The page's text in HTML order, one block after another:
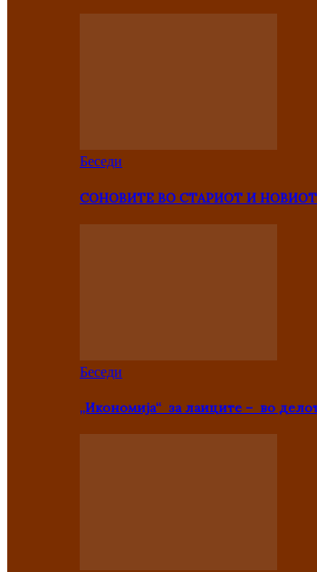
Беседи
СОНОВИТЕ ВО СТАРИОТ И НОВИОТ
Беседи
„Икономија“ за лаиците – во